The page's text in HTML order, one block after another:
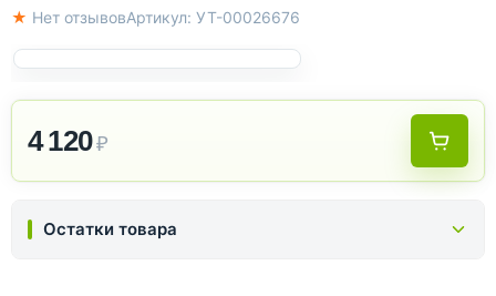
★ Нет отзывовАртикул: УТ-00026676
4 120₽
Остатки товара